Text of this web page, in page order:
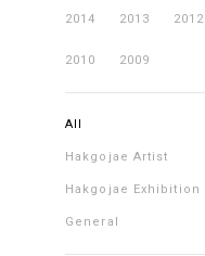
2014 2013 2012
2010 2009
All
Hakgojae Artist
Hakgojae Exhibition
General